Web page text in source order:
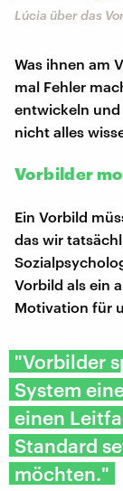
Lúcia über das
Was ihnen am
mal Fehler
entwickeln und
nicht alles
Vorbilder
Ein Vorbild
das wir
Vorbild als ein
Motivation für
"Vorbilder
System
einen
Standard
möchten."